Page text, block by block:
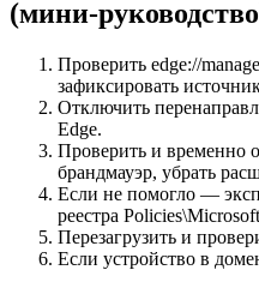
Проверить edge://
зафиксировать
Отключить
Edge.
Проверить и временно
брандмауэр, убрать
Если не помогло —
реестра
Перезагрузить и
Если устройство в